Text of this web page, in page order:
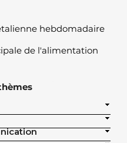
hebdomadaire
de l'alimentation
réceptions
intensif des achats